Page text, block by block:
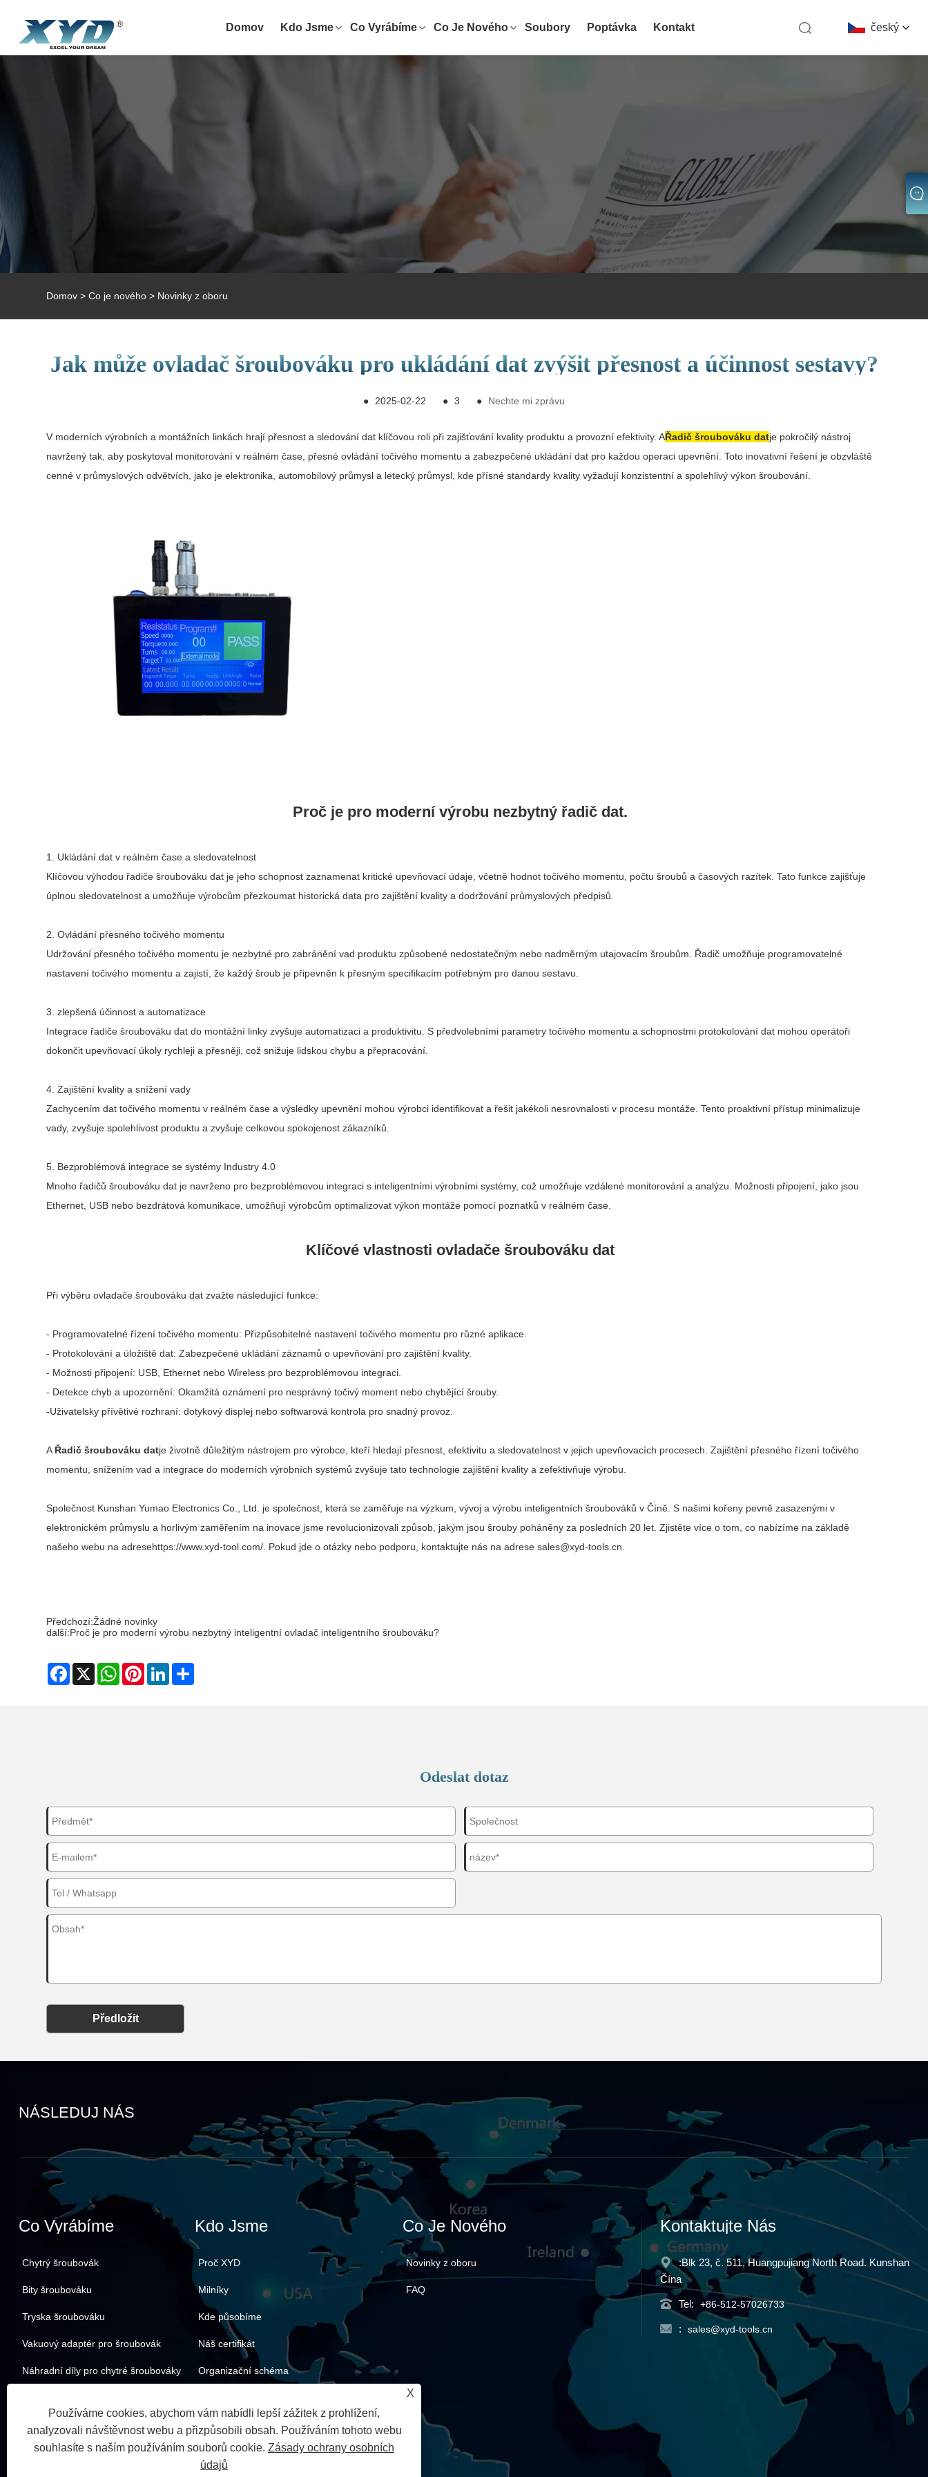
český
Domov Kdo Jsme Co Vyrábíme Co Je Nového Soubory Poptávka Kontakt
Domov > Co je nového > Novinky z oboru
Jak může ovladač šroubováku pro ukládání dat zvýšit přesnost a účinnost sestavy?
● 2025-02-22 ● 3 ● Nechte mi zprávu
V moderních výrobních a montážních linkách hrají přesnost a sledování dat klíčovou roli při zajišťování kvality produktu a provozní efektivity. AŘadič šroubováku datje pokročilý nástroj
navržený tak, aby poskytoval monitorování v reálném čase, přesné ovládání točivého momentu a zabezpečené ukládání dat pro každou operaci upevnění. Toto inovativní řešení je obzvláště
cenné v průmyslových odvětvích, jako je elektronika, automobilový průmysl a letecký průmysl, kde přísné standardy kvality vyžadují konzistentní a spolehlivý výkon šroubování.
Proč je pro moderní výrobu nezbytný řadič dat.
1. Ukládání dat v reálném čase a sledovatelnost
Klíčovou výhodou řadiče šroubováku dat je jeho schopnost zaznamenat kritické upevňovací údaje, včetně hodnot točivého momentu, počtu šroubů a časových razítek. Tato funkce zajišťuje
úplnou sledovatelnost a umožňuje výrobcům přezkoumat historická data pro zajištění kvality a dodržování průmyslových předpisů.
2. Ovládání přesného točivého momentu
Udržování přesného točivého momentu je nezbytné pro zabránění vad produktu způsobené nedostatečným nebo nadměrným utajovacím šroubům. Řadič umožňuje programovatelné
nastavení točivého momentu a zajistí, že každý šroub je připevněn k přesným specifikacím potřebným pro danou sestavu.
3. zlepšená účinnost a automatizace
Integrace řadiče šroubováku dat do montážní linky zvyšuje automatizaci a produktivitu. S předvolebními parametry točivého momentu a schopnostmi protokolování dat mohou operátoři
dokončit upevňovací úkoly rychleji a přesněji, což snižuje lidskou chybu a přepracování.
4. Zajištění kvality a snížení vady
Zachycením dat točivého momentu v reálném čase a výsledky upevnění mohou výrobci identifikovat a řešit jakékoli nesrovnalosti v procesu montáže. Tento proaktivní přístup minimalizuje
vady, zvyšuje spolehlivost produktu a zvyšuje celkovou spokojenost zákazníků.
5. Bezproblémová integrace se systémy Industry 4.0
Mnoho řadičů šroubováku dat je navrženo pro bezproblémovou integraci s inteligentními výrobními systémy, což umožňuje vzdálené monitorování a analýzu. Možnosti připojení, jako jsou
Ethernet, USB nebo bezdrátová komunikace, umožňují výrobcům optimalizovat výkon montáže pomocí poznatků v reálném čase.
Klíčové vlastnosti ovladače šroubováku dat
Při výběru ovladače šroubováku dat zvažte následující funkce:
- Programovatelné řízení točivého momentu: Přizpůsobitelné nastavení točivého momentu pro různé aplikace.
- Protokolování a úložiště dat: Zabezpečené ukládání záznamů o upevňování pro zajištění kvality.
- Možnosti připojení: USB, Ethernet nebo Wireless pro bezproblémovou integraci.
- Detekce chyb a upozornění: Okamžitá oznámení pro nesprávný točivý moment nebo chybějící šrouby.
-Uživatelsky přívětivé rozhraní: dotykový displej nebo softwarová kontrola pro snadný provoz.
A Řadič šroubováku datje životně důležitým nástrojem pro výrobce, kteří hledají přesnost, efektivitu a sledovatelnost v jejich upevňovacích procesech. Zajištění přesného řízení točivého
momentu, snížením vad a integrace do moderních výrobních systémů zvyšuje tato technologie zajištění kvality a zefektivňuje výrobu.
Společnost Kunshan Yumao Electronics Co., Ltd. je společnost, která se zaměřuje na výzkum, vývoj a výrobu inteligentních šroubováků v Číně. S našimi kořeny pevně zasazenými v
elektronickém průmyslu a horlivým zaměřením na inovace jsme revolucionizovali způsob, jakým jsou šrouby poháněny za posledních 20 let. Zjistěte více o tom, co nabízíme na základě
našeho webu na adresehttps://www.xyd-tool.com/ . Pokud jde o otázky nebo podporu, kontaktujte nás na adrese sales@xyd-tools.cn.
Předchozí:Žádné novinky
další:Proč je pro moderní výrobu nezbytný inteligentní ovladač inteligentního šroubováku?
Facebook
X WhatsAppPinterestLinkedIn
Odeslat dotaz
Předložit
NÁSLEDUJ NÁS
Co Vyrábíme
Chytrý šroubovák
Bity šroubováku
Tryska šroubováku
Vakuový adaptér pro šroubovák
Náhradní díly pro chytré šroubováky
Kdo Jsme
Proč XYD
Milníky
Kde působíme
Náš certifikát
Organizační schéma
Co Je Nového
Novinky z oboru
FAQ
Kontaktujte Nás
:Blk 23, č. 511, Huangpujiang North Road. Kunshan
Čína
Tel: +86-512-57026733
: sales@xyd-tools.cn
X
Používáme cookies, abychom vám nabídli lepší zážitek z prohlížení,
analyzovali návštěvnost webu a přizpůsobili obsah. Používáním tohoto webu
souhlasíte s naším používáním souborů cookie. Zásady ochrany osobních
údajů